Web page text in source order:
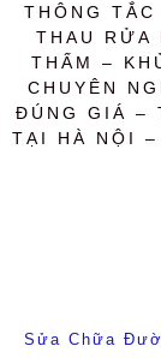
THÔNG
THAU RỬA
THẤM –
CHUYÊN
ĐÚNG GIÁ –
TẠI HÀ NỘI
Sửa Chữa